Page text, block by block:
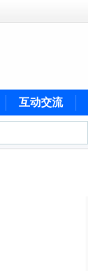
互动交流